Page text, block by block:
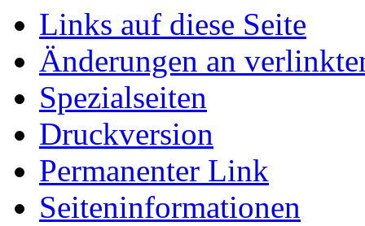
Links auf diese Seite
Änderungen an
Spezialseiten
Druckversion
Permanenter Link
Seiteninformationen